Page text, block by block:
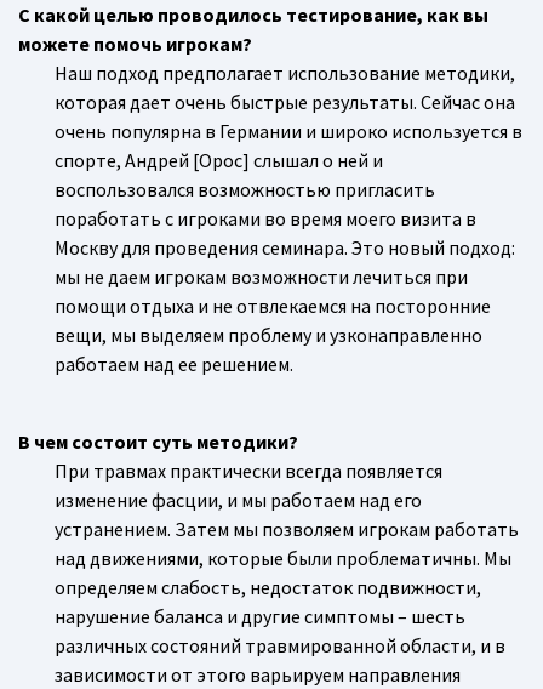
С какой целью проводилось тестирование, как вы
можете помочь игрокам?
Наш подход предполагает использование методики,
которая дает очень быстрые результаты. Сейчас она
очень популярна в Германии и широко используется в
спорте, Андрей [Орос] слышал о ней и
воспользовался возможностью пригласить
поработать с игроками во время моего визита в
Москву для проведения семинара. Это новый подход:
мы не даем игрокам возможности лечиться при
помощи отдыха и не отвлекаемся на посторонние
вещи, мы выделяем проблему и узконаправленно
работаем над ее решением.
В чем состоит суть методики?
При травмах практически всегда появляется
изменение фасции, и мы работаем над его
устранением. Затем мы позволяем игрокам работать
над движениями, которые были проблематичны. Мы
определяем слабость, недостаток подвижности,
нарушение баланса и другие симптомы – шесть
различных состояний травмированной области, и в
зависимости от этого варьируем направления